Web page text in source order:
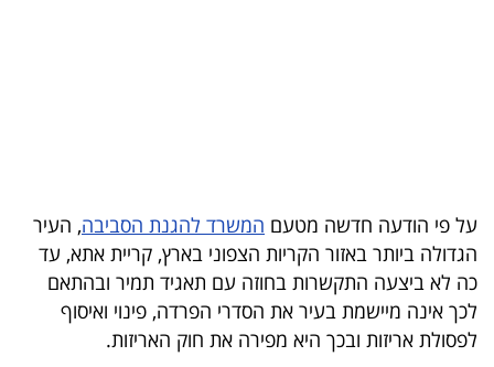
הכלכלי
פודקאסט
40
UNDER
על פי הודעה חדשה מטעם המשרד להגנת הסביבה, העיר
הגדולה ביותר באזור הקריות הצפוני בארץ, קריית אתא, עד
כה לא ביצעה התקשרות בחוזה עם תאגיד תמיר ובהתאם
לכך אינה מיישמת בעיר את הסדרי הפרדה, פינוי ואיסוף
לפסולת אריזות ובכך היא מפירה את חוק האריזות.